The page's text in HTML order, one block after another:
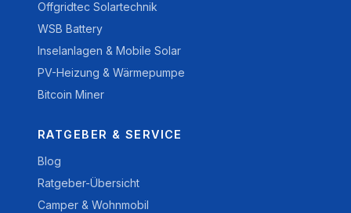
Offgridtec Solartechnik
WSB Battery
Inselanlagen & Mobile Solar
PV-Heizung & Wärmepumpe
Bitcoin Miner
RATGEBER & SERVICE
Blog
Ratgeber-Übersicht
Camper & Wohnmobil